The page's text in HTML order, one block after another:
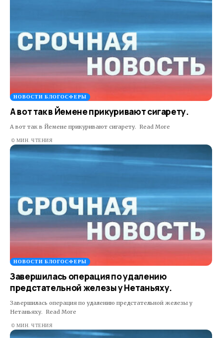
НОВОСТИ БЛОГОСФЕРЫ
А вот так в Йемене прикуривают сигарету.
А вот так в Йемене прикуривают сигарету. ​ Read More
0 МИН. ЧТЕНИЯ
НОВОСТИ БЛОГОСФЕРЫ
Завершилась операция по удалению
предстательной железы у Нетаньяху.
Завершилась операция по удалению предстательной железы у
Нетаньяху. ​ Read More
0 МИН. ЧТЕНИЯ